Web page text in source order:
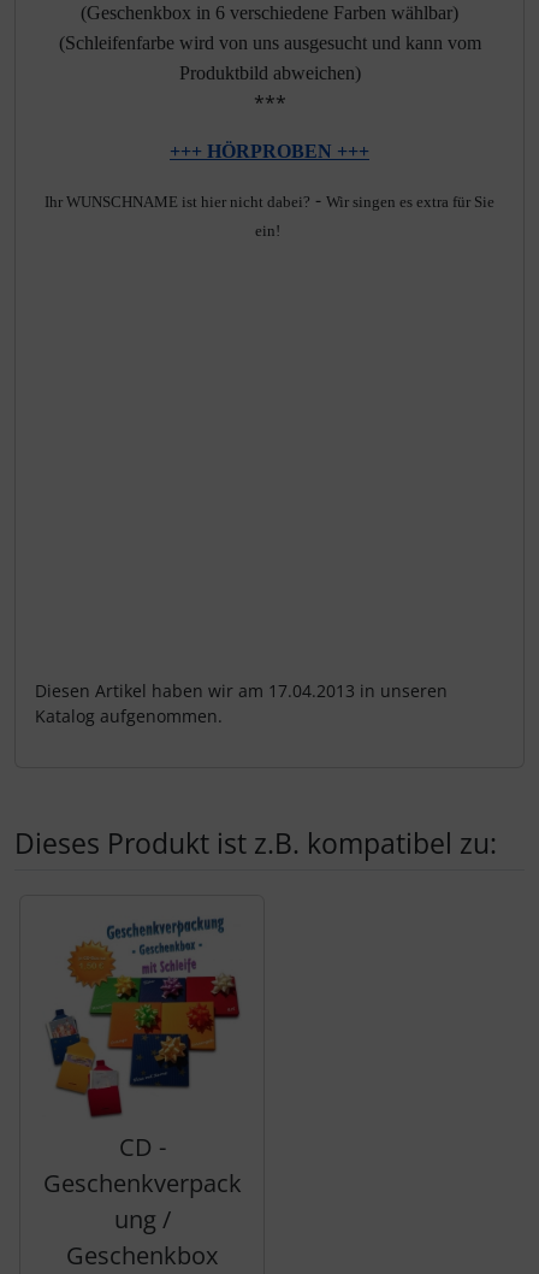
(Geschenkbox in 6 verschiedene Farben wählbar)
(Schleifenfarbe wird von uns ausgesucht und kann vom
Produktbild abweichen)
***
+++ HÖRPROBEN +++
Ihr WUNSCHNAME ist hier nicht dabei? - Wir singen es extra für Sie
ein!
Diesen Artikel haben wir am 17.04.2013 in unseren
Katalog aufgenommen.
Dieses Produkt ist z.B. kompatibel zu:
CD -
Geschenkverpack
ung /
Geschenkbox